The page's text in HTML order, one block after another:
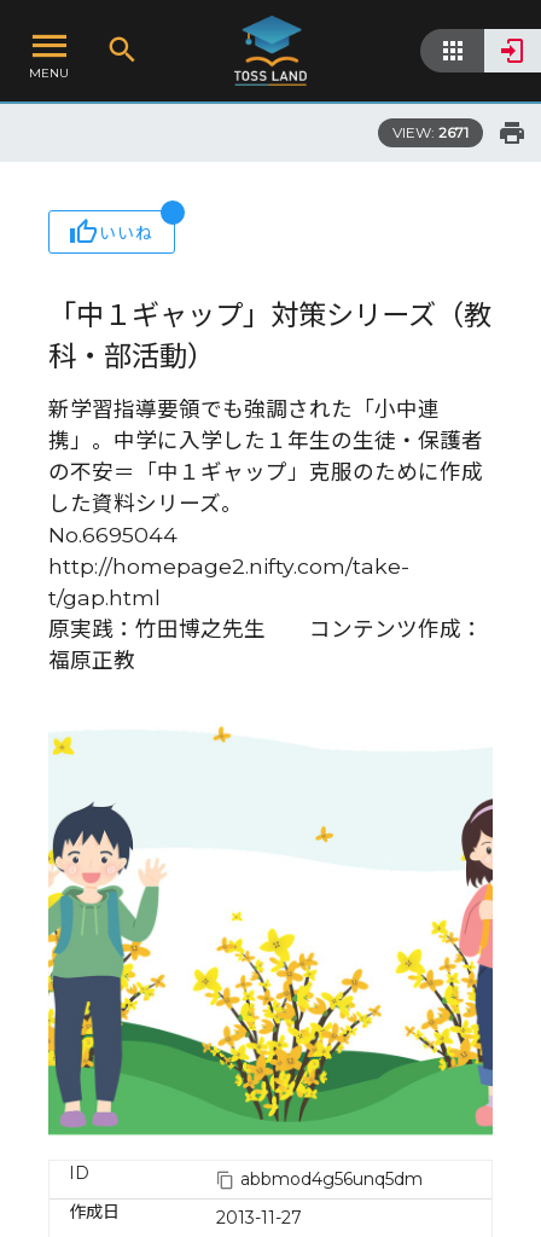
MENU
VIEW: 2671
いいね
「中１ギャップ」対策シリーズ（教
科・部活動）
新学習指導要領でも強調された「小中連
携」。中学に入学した１年生の生徒・保護者
の不安＝「中１ギャップ」克服のために作成
した資料シリーズ。
No.6695044
http://homepage2.nifty.com/take-
t/gap.html
原実践：竹田博之先生 コンテンツ作成：
福原正教
ID
abbmod4g56unq5dm
作成日
2013-11-27